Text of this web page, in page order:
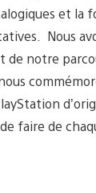
et la
Nous
de notre
faire de